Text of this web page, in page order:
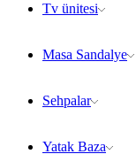
Tv ünitesi
Masa Sandalye
Sehpalar
Yatak Baza